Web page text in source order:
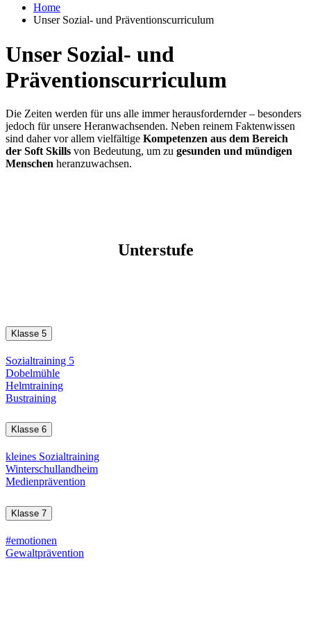
Home
Unser Sozial- und Präventionscurriculum
Unser Sozial- und
Präventionscurriculum
Die Zeiten werden für uns alle immer herausfordernder – besonders
jedoch für unsere Heranwachsenden. Neben reinem Faktenwissen
sind daher vor allem vielfältige Kompetenzen aus dem Bereich
der Soft Skills von Bedeutung, um zu gesunden und mündigen
Menschen heranzuwachsen.
Unterstufe
Klasse 5
Sozialtraining 5
Dobelmühle
Helmtraining
Bustraining
Klasse 6
kleines Sozialtraining
Winterschullandheim
Medienprävention
Klasse 7
#emotionen
Gewaltprävention